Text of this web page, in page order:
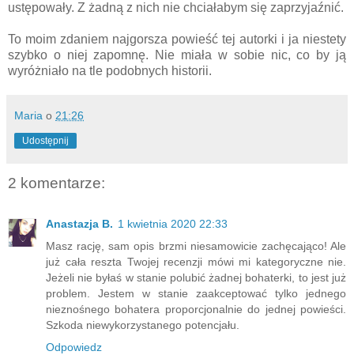
ustępowały. Z żadną z nich nie chciałabym się zaprzyjaźnić.
To moim zdaniem najgorsza powieść tej autorki i ja niestety
szybko o niej zapomnę. Nie miała w sobie nic, co by ją
wyróżniało na tle podobnych historii.
Maria o 21:26
Udostępnij
2 komentarze:
Anastazja B. 1 kwietnia 2020 22:33
Masz rację, sam opis brzmi niesamowicie zachęcająco! Ale
już cała reszta Twojej recenzji mówi mi kategoryczne nie.
Jeżeli nie byłaś w stanie polubić żadnej bohaterki, to jest już
problem. Jestem w stanie zaakceptować tylko jednego
nieznośnego bohatera proporcjonalnie do jednej powieści.
Szkoda niewykorzystanego potencjału.
Odpowiedz